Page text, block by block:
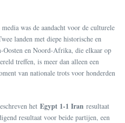
was de aandacht voor de culturele
landen met diepe historische en
Oosten en Noord-Afrika, die elkaar op
treffen, is meer dan alleen een
van nationale trots voor honderden
het Egypt 1-1 Iran resultaat
resultaat voor beide partijen, een